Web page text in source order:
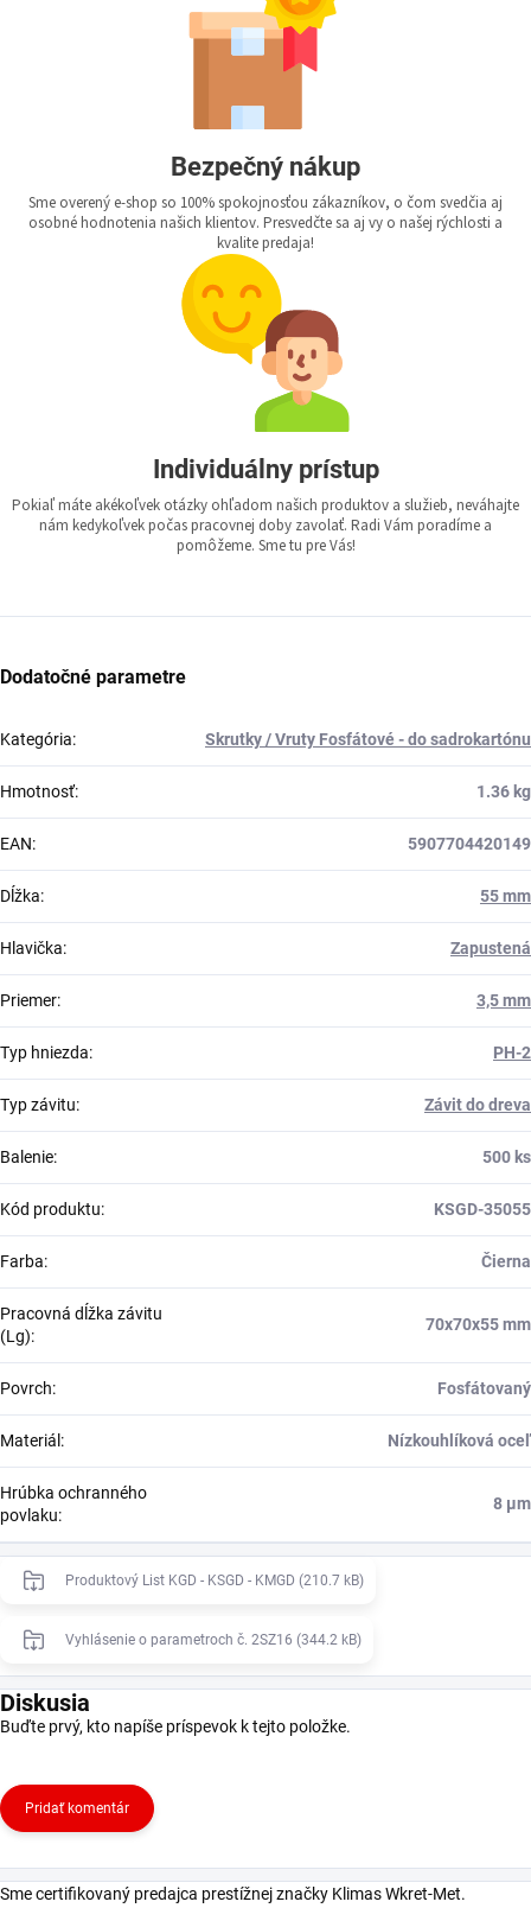
Bezpečný nákup
Sme overený e-shop so 100% spokojnosťou zákazníkov, o čom svedčia aj
osobné hodnotenia našich klientov. Presvedčte sa aj vy o našej rýchlosti a
kvalite predaja!
Individuálny prístup
Pokiaľ máte akékoľvek otázky ohľadom našich produktov a služieb, neváhajte
nám kedykoľvek počas pracovnej doby zavolať. Radi Vám poradíme a
pomôžeme. Sme tu pre Vás!
Dodatočné parametre
Kategória: Skrutky / Vruty Fosfátové - do sadrokartónu
Hmotnosť: 1.36 kg
EAN: 5907704420149
Dĺžka: 55 mm
Hlavička: Zapustená
Priemer: 3,5 mm
Typ hniezda: PH-2
Typ závitu: Závit do dreva
Balenie: 500 ks
Kód produktu: KSGD-35055
Farba: Čierna
Pracovná dĺžka závitu
(Lg):
70x70x55 mm
Povrch: Fosfátovaný
Materiál : Nízkouhlíková oceľ
Hrúbka ochranného
povlaku:
8 μm
Produktový List KGD - KSGD - KMGD (210.7 kB)
Vyhlásenie o parametroch č. 2SZ16 (344.2 kB)
Diskusia
Buďte prvý, kto napíše príspevok k tejto položke.
Pridať komentár
Sme certifikovaný predajca prestížnej značky Klimas Wkret-Met.